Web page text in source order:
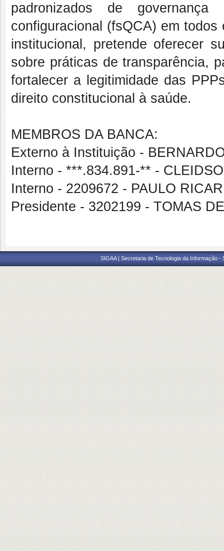
padronizados de
configuracional (fsQCA) em
institucional, pretende oferecer
sobre práticas de transparência,
fortalecer a legitimidade das
direito constitucional à saúde.
MEMBROS DA BANCA:
Externo à Instituição -
Interno - ***.834.891-** -
Interno - 2209672 - PAULO
Presidente - 3202199 - TOMAS
SIGAA | Secretaria de Tecnologia da Informação